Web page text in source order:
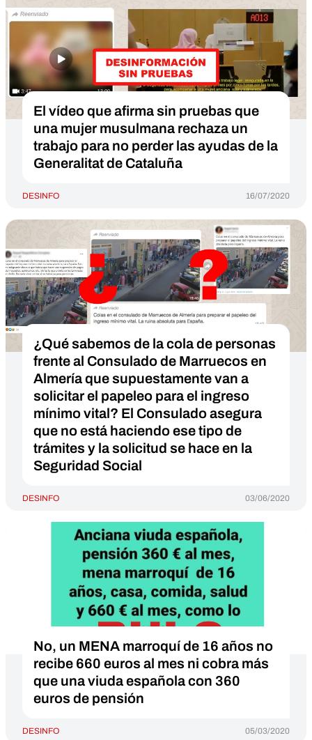
El vídeo que afirma sin pruebas que
una mujer musulmana rechaza un
trabajo para no perder las ayudas de la
Generalitat de Cataluña
DESINFO 16/07/2020
¿Qué sabemos de la cola de personas
frente al Consulado de Marruecos en
Almería que supuestamente van a
solicitar el papeleo para el ingreso
mínimo vital? El Consulado asegura
que no está haciendo ese tipo de
trámites y la solicitud se hace en la
Seguridad Social
DESINFO 03/06/2020
No, un MENA marroquí de 16 años no
recibe 660 euros al mes ni cobra más
que una viuda española con 360
euros de pensión
DESINFO 05/03/2020